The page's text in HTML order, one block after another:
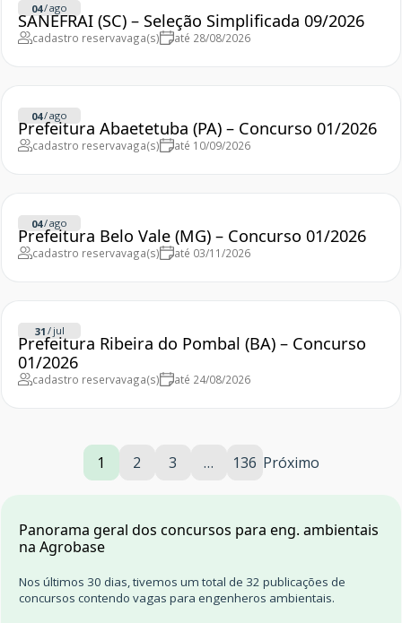
04/ago
SANEFRAI (SC) – Seleção Simplificada 09/2026
cadastro reservavaga(s) até 28/08/2026
04/ago
Prefeitura Abaetetuba (PA) – Concurso 01/2026
cadastro reservavaga(s) até 10/09/2026
04/ago
Prefeitura Belo Vale (MG) – Concurso 01/2026
cadastro reservavaga(s) até 03/11/2026
31 / jul
Prefeitura Ribeira do Pombal (BA) – Concurso
01/2026
cadastro reservavaga(s) até 24/08/2026
1 2 3 … 136 Próximo
Panorama geral dos concursos para eng. ambientais
na Agrobase
Nos últimos 30 dias, tivemos um total de 32 publicações de
concursos contendo vagas para engenheros ambientais.